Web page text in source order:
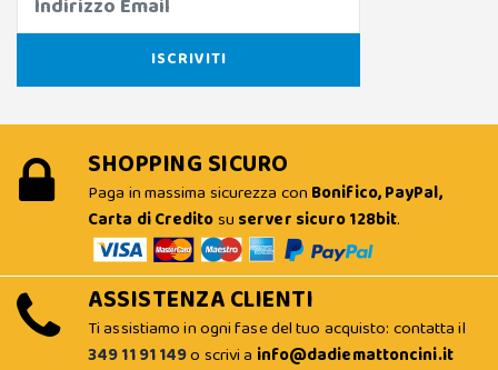
SHOPPING SICURO
Paga in massima sicurezza con Bonifico, PayPal,
Carta di Creditosu server sicuro 128bit.
ASSISTENZA CLIENTI
Ti assistiamo in ogni fase del tuo acquisto: contatta il
349 11 91 149o scrivi a info@dadiemattoncini.it